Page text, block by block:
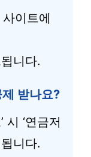
이트에
니다.
받나요?
시 ‘연금저
니다.